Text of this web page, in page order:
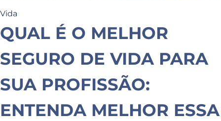
Vida
QUAL É O MELHOR
SEGURO DE VIDA PARA
SUA PROFISSÃO:
ENTENDA MELHOR ESSA